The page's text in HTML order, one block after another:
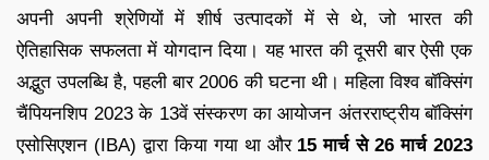
अपनी अपनी श्रेणियों में शीर्ष उत्पादकों में से थे, जो भारत की
ऐतिहासिक सफलता में योगदान दिया। यह भारत की दूसरी बार ऐसी एक
अद्भुत उपलब्धि है, पहली बार 2006 की घटना थी। महिला विश्व बॉक्सिंग
चैंपियनशिप 2023 के 13वें संस्करण का आयोजन अंतरराष्ट्रीय बॉक्सिंग
एसोसिएशन (IBA) द्वारा किया गया था और15 मार्च से 26 मार्च 2023